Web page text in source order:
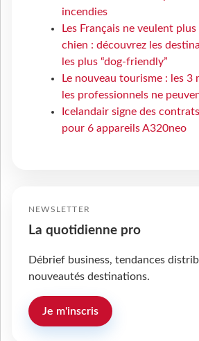
incendies
Les Français ne veulent
chien : découvrez les
les plus “dog-friendly”
Le nouveau tourisme : les 3
les professionnels ne
Icelandair signe des
pour 6 appareils A320neo
NEWSLETTER
La quotidienne pro
Débrief business, tendances
nouveautés destinations.
Je m'inscris